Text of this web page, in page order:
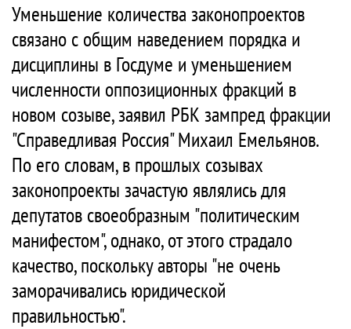
Уменьшение количества законопроектов
связано с общим наведением порядка и
дисциплины в Госдуме и уменьшением
численности оппозиционных фракций в
новом созыве, заявил РБК зампред фракции
"Справедливая Россия" Михаил Емельянов.
По его словам, в прошлых созывах
законопроекты зачастую являлись для
депутатов своеобразным "политическим
манифестом", однако, от этого страдало
качество, поскольку авторы "не очень
заморачивались юридической
правильностью".